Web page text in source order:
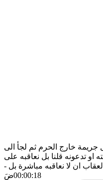
جريمة خارج الحرم ثم لجأ الى
او تدعونه قلنا بل نعاقبه على
ان لا نعاقبه مباشرة بل -
00:00:18ضَ